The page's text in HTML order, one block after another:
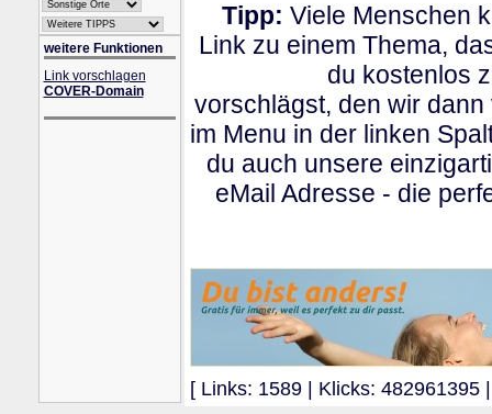
weitere Funktionen
Link vorschlagen
COVER-Domain
Tipp: Viele Menschen
Link zu einem Thema,
du kostenlos
vorschlägst, den wir
im Menu in der linken
du auch unsere
eMail Adresse - die
[ Links: 1589 | Klicks: 482961395